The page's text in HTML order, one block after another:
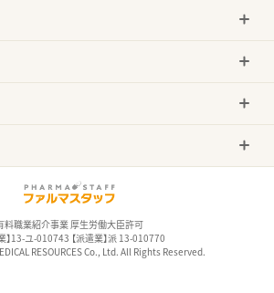
料職業紹介事業 厚生労働大臣許可
】13-ユ-010743 【派遣業】派 13-010770
RESOURCES Co., Ltd. All Rights Reserved.